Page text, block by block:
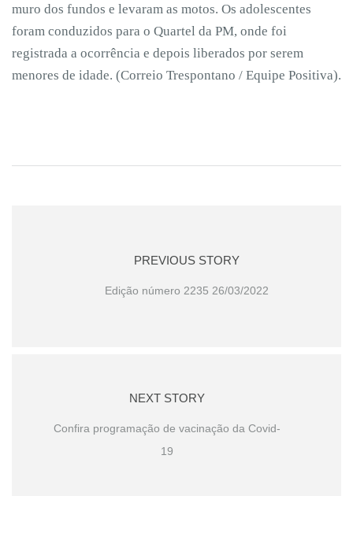
muro dos fundos e levaram as motos. Os adolescentes
foram conduzidos para o Quartel da PM, onde foi
registrada a ocorrência e depois liberados por serem
menores de idade. (Correio Trespontano / Equipe Positiva).
PREVIOUS STORY
Edição número 2235 26/03/2022
NEXT STORY
Confira programação de vacinação da Covid-
19